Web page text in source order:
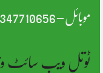
موبائل – 03347710656
ٹوتل ویب سائٹ